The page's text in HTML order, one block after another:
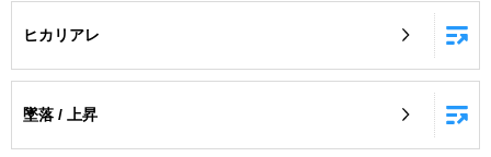
ヒカリアレ
墜落 / 上昇